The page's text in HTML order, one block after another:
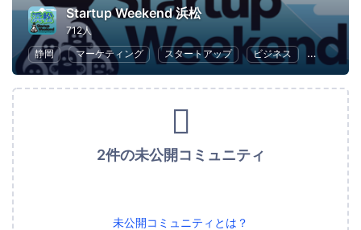
Startup Weekend 浜松
712人
静岡
マーケティング スタートアップ ビジネス ハッカソン
2件の未公開コミュニティ
未公開コミュニティとは？